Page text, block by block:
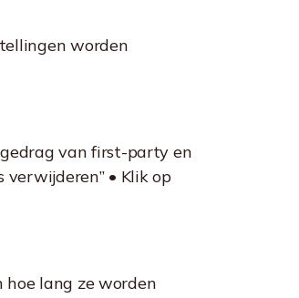
worden
van first-party en
verwijderen” • Klik op
hoe lang ze worden